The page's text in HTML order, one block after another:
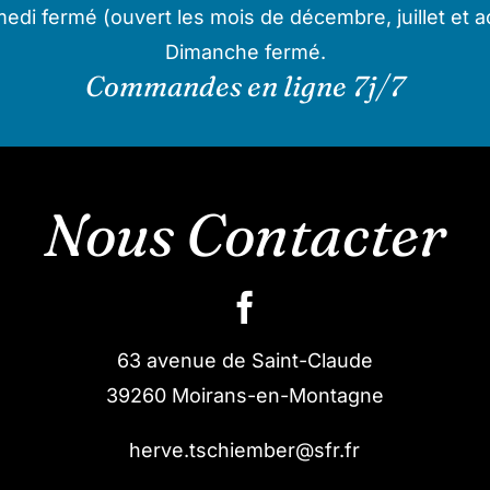
fermé (ouvert les mois de décembre, juillet et
Dimanche fermé.
Commandes en ligne 7j/7
Nous Contacter
63 avenue de Saint-Claude
39260 Moirans-en-Montagne
herve.tschiember@sfr.fr